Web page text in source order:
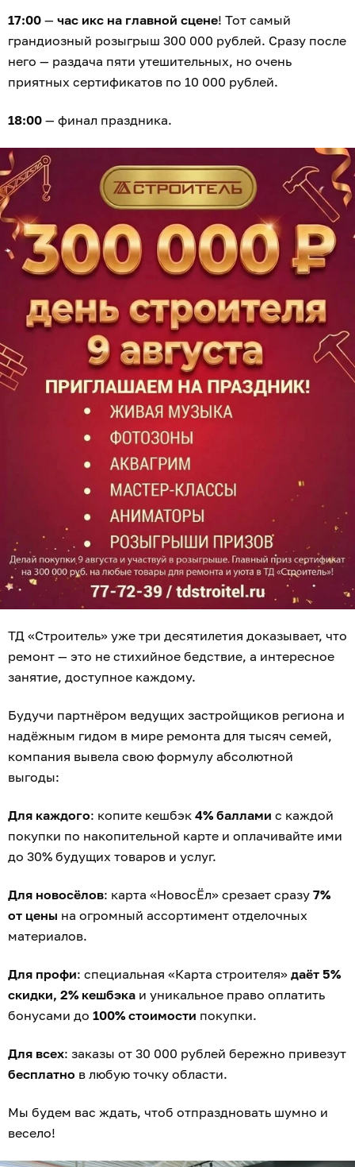
17:00 — час икс на главной сцене! Тот самый
грандиозный розыгрыш 300 000 рублей. Сразу после
него — раздача пяти утешительных, но очень
приятных сертификатов по 10 000 рублей.
18:00 — финал праздника.
ТД «Строитель» уже три десятилетия доказывает, что
ремонт — это не стихийное бедствие, а интересное
занятие, доступное каждому.
Будучи партнёром ведущих застройщиков региона и
надёжным гидом в мире ремонта для тысяч семей,
компания вывела свою формулу абсолютной
выгоды:
Для каждого: копите кешбэк 4% баллами с каждой
покупки по накопительной карте и оплачивайте ими
до 30% будущих товаров и услуг.
Для новосёлов: карта «НовосЁл» срезает сразу 7%
от цены на огромный ассортимент отделочных
материалов.
Для профи: специальная «Карта строителя» даёт 5%
скидки, 2% кешбэка и уникальное право оплатить
бонусами до 100% стоимости покупки.
Для всех: заказы от 30 000 рублей бережно привезут
бесплатно в любую точку области.
Мы будем вас ждать, чтоб отпраздновать шумно и
весело!